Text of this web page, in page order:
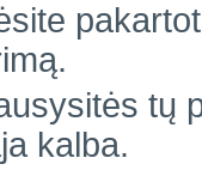
tų
kalba.